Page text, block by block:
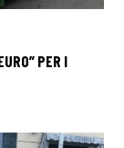
PER I